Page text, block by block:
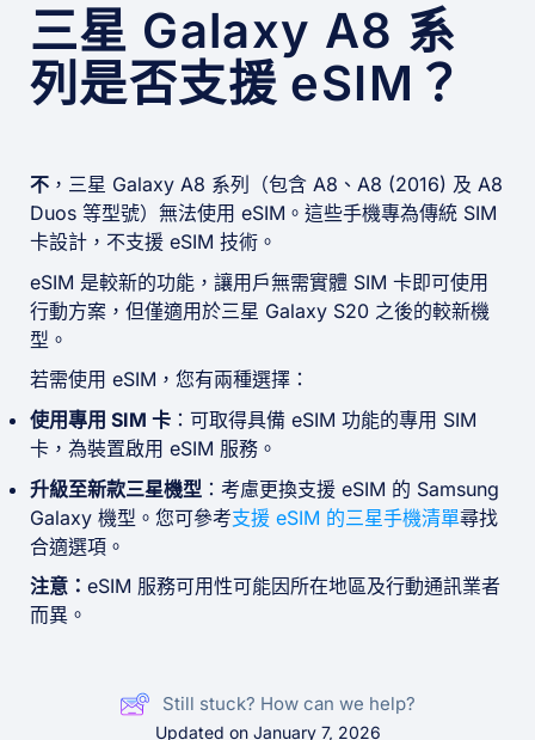
三星 Galaxy A8 系
列是否支援 eSIM？
不 ，三星 Galaxy A8 系列（包含 A8、A8 (2016) 及 A8
Duos 等型號）無法使用 eSIM。這些手機專為傳統 SIM
卡設計，不支援 eSIM 技術。
eSIM 是較新的功能，讓用戶無需實體 SIM 卡即可使用
行動方案，但僅適用於三星 Galaxy S20 之後的較新機
型。
若需使用 eSIM，您有兩種選擇：
使用專用 SIM 卡 ：可取得具備 eSIM 功能的專用 SIM
卡，為裝置啟用 eSIM 服務。
升級至新款三星機型 ：考慮更換支援 eSIM 的 Samsung
Galaxy 機型。您可參考支援 eSIM 的三星手機清單尋找
合適選項。
注意： eSIM 服務可用性可能因所在地區及行動通訊業者
而異。
Still stuck? How can we help?
Updated on January 7, 2026